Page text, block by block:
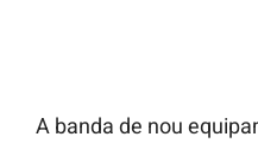
A banda de nou